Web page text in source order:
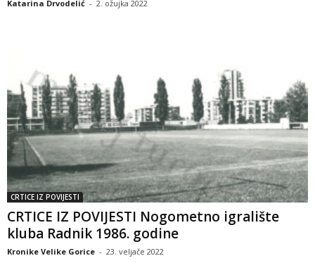
Katarina Drvodelić - 2. ožujka 2022
CRTICE IZ POVIJESTI
CRTICE IZ POVIJESTI Nogometno igralište
kluba Radnik 1986. godine
Kronike Velike Gorice - 23. veljače 2022